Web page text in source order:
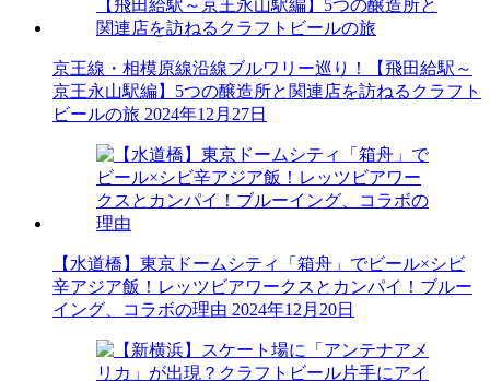
京王線・相模原線沿線ブルワリー巡り！【飛田給駅～
京王永山駅編】5つの醸造所と関連店を訪ねるクラフト
ビールの旅 2024年12月27日
【水道橋】東京ドームシティ「箱舟」でビール×シビ
辛アジア飯！レッツビアワークスとカンパイ！ブルー
イング、コラボの理由 2024年12月20日